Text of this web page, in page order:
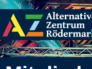
Zum
Inhalt
springen